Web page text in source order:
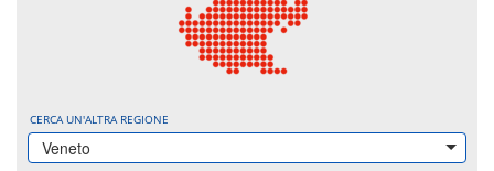
CERCA UN'ALTRA REGIONE
Veneto